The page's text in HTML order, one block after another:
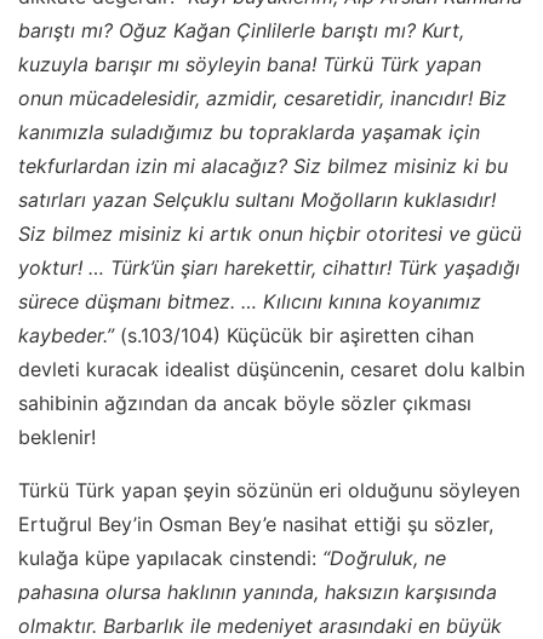
barıştı mı? Oğuz Kağan Çinlilerle barıştı mı? Kurt,
kuzuyla barışır mı söyleyin bana! Türkü Türk yapan
onun mücadelesidir, azmidir, cesaretidir, inancıdır! Biz
kanımızla suladığımız bu topraklarda yaşamak için
tekfurlardan izin mi alacağız? Siz bilmez misiniz ki bu
satırları yazan Selçuklu sultanı Moğolların kuklasıdır!
Siz bilmez misiniz ki artık onun hiçbir otoritesi ve gücü
yoktur! … Türk’ün şiarı harekettir, cihattır! Türk yaşadığı
sürece düşmanı bitmez. … Kılıcını kınına koyanımız
kaybeder.”(s.103/104) Küçücük bir aşiretten cihan
devleti kuracak idealist düşüncenin, cesaret dolu kalbin
sahibinin ağzından da ancak böyle sözler çıkması
beklenir!
Türkü Türk yapan şeyin sözünün eri olduğunu söyleyen
Ertuğrul Bey’in Osman Bey’e nasihat ettiği şu sözler,
kulağa küpe yapılacak cinstendi: “Doğruluk, ne
pahasına olursa haklının yanında, haksızın karşısında
olmaktır. Barbarlık ile medeniyet arasındaki en büyük